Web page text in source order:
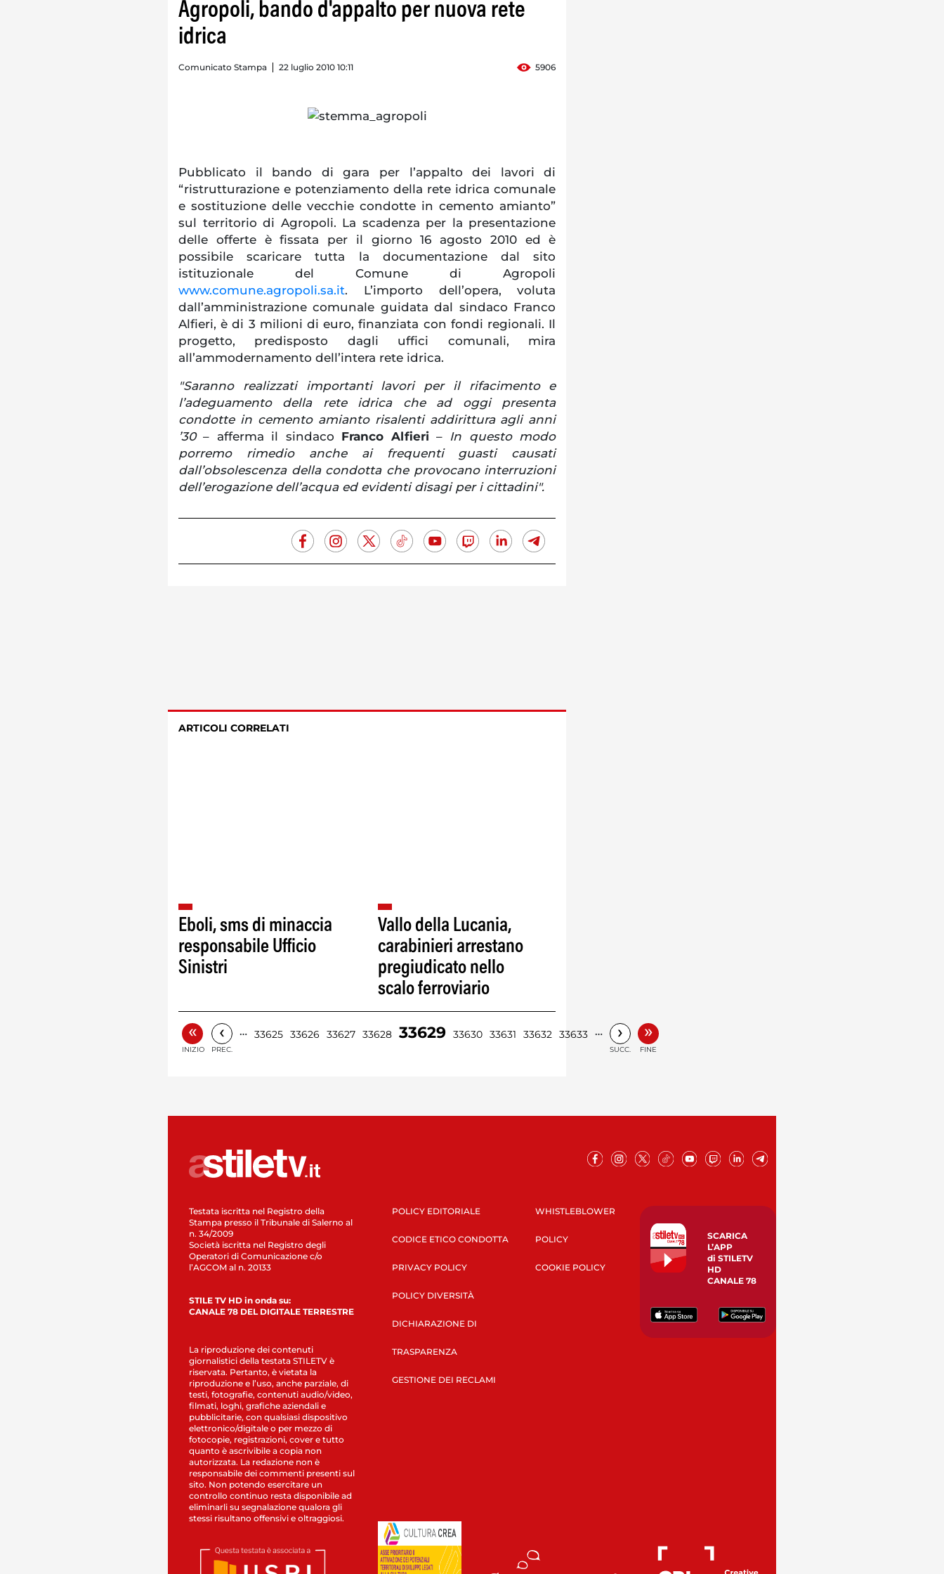
Agropoli, bando d'appalto per nuova rete
idrica
Comunicato Stampa 22 luglio 2010 10:11 5906
Pubblicato il bando di gara per l’appalto dei lavori di
“ristrutturazione e potenziamento della rete idrica comunale
e sostituzione delle vecchie condotte in cemento amianto”
sul territorio di Agropoli. La scadenza per la presentazione
delle offerte è fissata per il giorno 16 agosto 2010 ed è
possibile scaricare tutta la documentazione dal sito
istituzionale del Comune di Agropoli
www.comune.agropoli.sa.it. L’importo dell’opera, voluta
dall’amministrazione comunale guidata dal sindaco Franco
Alfieri, è di 3 milioni di euro, finanziata con fondi regionali. Il
progetto, predisposto dagli uffici comunali, mira
all’ammodernamento dell’intera rete idrica.
"Saranno realizzati importanti lavori per il rifacimento e
l’adeguamento della rete idrica che ad oggi presenta
condotte in cemento amianto risalenti addirittura agli anni
’30– afferma il sindaco Franco Alfieri – In questo modo
porremo rimedio anche ai frequenti guasti causati
dall’obsolescenza della condotta che provocano interruzioni
dell’erogazione dell’acqua ed evidenti disagi per i cittadini".
ARTICOLI CORRELATI
Eboli, sms di minaccia
responsabile Ufficio
Sinistri
Vallo della Lucania,
carabinieri arrestano
pregiudicato nello
scalo ferroviario
«
INIZIO
‹
PREC.
… 33625 33626 33627 33628 33629 33630 33631 33632 33633 … ›
SUCC.
»
FINE
Testata iscritta nel Registro della
Stampa presso il Tribunale di Salerno al
n. 34/2009
Società iscritta nel Registro degli
Operatori di Comunicazione c/o
l’AGCOM al n. 20133
STILE TV HD in onda su:
CANALE 78 DEL DIGITALE TERRESTRE
La riproduzione dei contenuti
giornalistici della testata STILETV è
riservata. Pertanto, è vietata la
riproduzione e l’uso, anche parziale, di
testi, fotografie, contenuti audio/video,
filmati, loghi, grafiche aziendali e
pubblicitarie, con qualsiasi dispositivo
elettronico/digitale o per mezzo di
fotocopie, registrazioni, cover e tutto
quanto è ascrivibile a copia non
autorizzata. La redazione non è
responsabile dei commenti presenti sul
sito. Non potendo esercitare un
controllo continuo resta disponibile ad
eliminarli su segnalazione qualora gli
stessi risultano offensivi e oltraggiosi.
POLICY EDITORIALE
CODICE ETICO CONDOTTA
PRIVACY POLICY
POLICY DIVERSITÀ
DICHIARAZIONE DI
TRASPARENZA
GESTIONE DEI RECLAMI
WHISTLEBLOWER
POLICY
COOKIE POLICY
SCARICA
L’APP
di STILETV
HD
CANALE 78